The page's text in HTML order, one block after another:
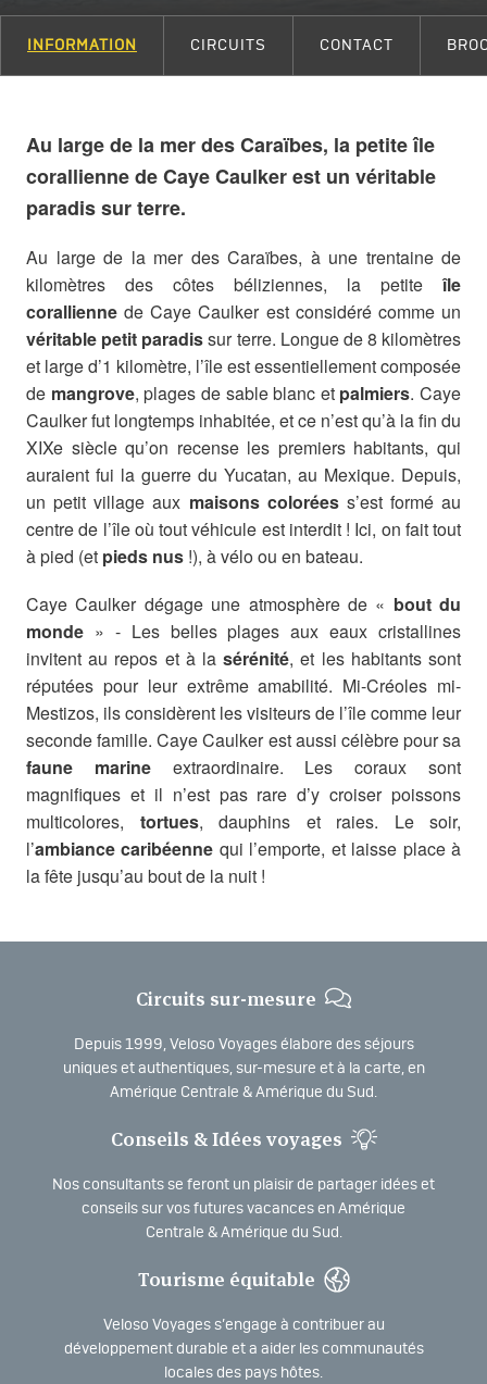
INFORMATION CIRCUITS CONTACT
Au large de la mer des Caraïbes, la petite île
corallienne de Caye Caulker est un véritable
paradis sur terre.
Au large de la mer des Caraïbes, à une trentaine de
kilomètres des côtes béliziennes, la petite île
corallienne de Caye Caulker est considéré comme un
véritable petit paradissur terre. Longue de 8 kilomètres
et large d’1 kilomètre, l’île est essentiellement composée
de mangrove, plages de sable blanc et palmiers. Caye
Caulker fut longtemps inhabitée, et ce n’est qu’à la fin du
XIXe siècle qu’on recense les premiers habitants, qui
auraient fui la guerre du Yucatan, au Mexique. Depuis,
un petit village aux maisons coloréess’est formé au
centre de l’île où tout véhicule est interdit ! Ici, on fait tout
à pied (et pieds nus !), à vélo ou en bateau.
Caye Caulker dégage une atmosphère de « bout du
monde » - Les belles plages aux eaux cristallines
invitent au repos et à lasérénité, et les habitants sont
réputées pour leur extrême amabilité. Mi-Créoles mi-
Mestizos, ils considèrent les visiteurs de l’île comme leur
seconde famille. Caye Caulker est aussi célèbre pour sa
faune marineextraordinaire. Les coraux sont
magnifiques et il n’est pas rare d’y croiser poissons
multicolores, tortues, dauphins et raies. Le soir,
l’ambiance caribéenne qui l’emporte, et laisse place à
la fête jusqu’au bout de la nuit !
Circuits sur-mesure
Depuis 1999, Veloso Voyages élabore des séjours
uniques et authentiques, sur-mesure et à la carte, en
Amérique Centrale & Amérique du Sud.
Conseils & Idées voyages
Nos consultants se feront un plaisir de partager idées et
conseils sur vos futures vacances en Amérique
Centrale & Amérique du Sud.
Tourisme équitable
Veloso Voyages s’engage à contribuer au
développement durable et a aider les communautés
locales des pays hôtes.